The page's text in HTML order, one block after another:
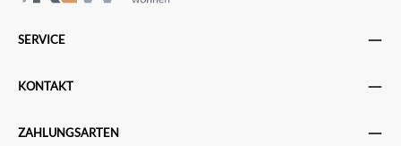
SERVICE
KONTAKT
ZAHLUNGSARTEN